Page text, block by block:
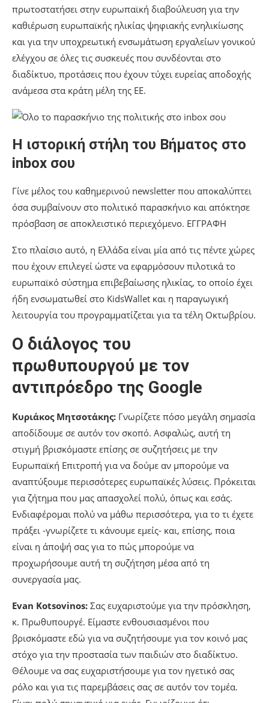
πρωτοστατήσει στην ευρωπαϊκή διαβούλευση για την
καθιέρωση ευρωπαϊκής ηλικίας ψηφιακής ενηλικίωσης
και για την υποχρεωτική ενσωμάτωση εργαλείων γονικού
ελέγχου σε όλες τις συσκευές που συνδέονται στο
διαδίκτυο, προτάσεις που έχουν τύχει ευρείας αποδοχής
ανάμεσα στα κράτη μέλη της ΕΕ.
Η ιστορική στήλη του Βήματος στο
inbox σου
Γίνε μέλος του καθημερινού newsletter που αποκαλύπτει
όσα συμβαίνουν στο πολιτικό παρασκήνιο και απόκτησε
πρόσβαση σε αποκλειστικό περιεχόμενο. ΕΓΓΡΑΦΗ
Στο πλαίσιο αυτό, η Ελλάδα είναι μία από τις πέντε χώρες
που έχουν επιλεγεί ώστε να εφαρμόσουν πιλοτικά το
ευρωπαϊκό σύστημα επιβεβαίωσης ηλικίας, το οποίο έχει
ήδη ενσωματωθεί στο KidsWallet και η παραγωγική
λειτουργία του προγραμματίζεται για τα τέλη Οκτωβρίου.
Ο διάλογος του
πρωθυπουργού με τον
αντιπρόεδρο της Google
Κυριάκος Μητσοτάκης: Γνωρίζετε πόσο μεγάλη σημασία
αποδίδουμε σε αυτόν τον σκοπό. Ασφαλώς, αυτή τη
στιγμή βρισκόμαστε επίσης σε συζητήσεις με την
Ευρωπαϊκή Επιτροπή για να δούμε αν μπορούμε να
αναπτύξουμε περισσότερες ευρωπαϊκές λύσεις. Πρόκειται
για ζήτημα που μας απασχολεί πολύ, όπως και εσάς.
Ενδιαφέρομαι πολύ να μάθω περισσότερα, για το τι έχετε
πράξει -γνωρίζετε τι κάνουμε εμείς- και, επίσης, ποια
είναι η άποψή σας για το πώς μπορούμε να
προχωρήσουμε αυτή τη συζήτηση μέσα από τη
συνεργασία μας.
Evan Kotsovinos: Σας ευχαριστούμε για την πρόσκληση,
κ. Πρωθυπουργέ. Είμαστε ενθουσιασμένοι που
βρισκόμαστε εδώ για να συζητήσουμε για τον κοινό μας
στόχο για την προστασία των παιδιών στο διαδίκτυο.
Θέλουμε να σας ευχαριστήσουμε για τον ηγετικό σας
ρόλο και για τις παρεμβάσεις σας σε αυτόν τον τομέα.